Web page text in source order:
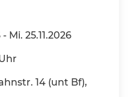
- Mi. 25.11.2026
14 (unt Bf),